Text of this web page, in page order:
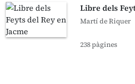
Libre dels
Martí de Riquer
238 pàgines